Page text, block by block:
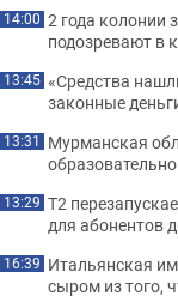
14:00 2 года колонии
подозревают в
13:45 «Средства
законные
13:31 Мурманская
13:29 Т2
для абонентов
16:39 Итальянская
сыром из того,